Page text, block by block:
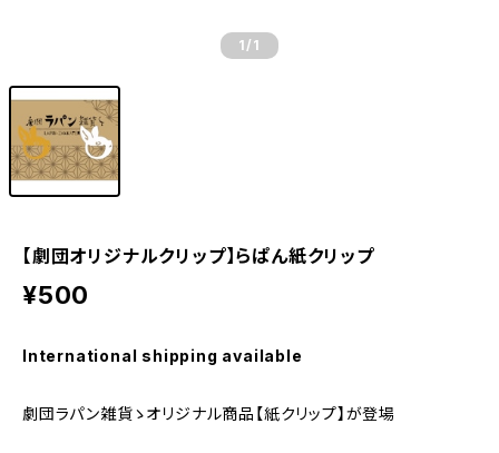
1 /1
【劇団オリジナルクリップ】らぱん紙クリップ
¥500
International shipping available
劇団ラパン雑貨ゝオリジナル商品【紙クリップ】が登場